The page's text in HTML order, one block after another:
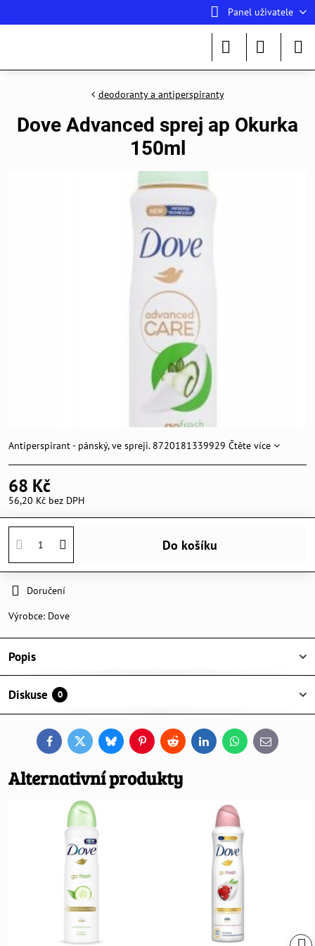
Panel uživatele
deodoranty a antiperspiranty
Dove Advanced sprej ap Okurka
150ml
Antiperspirant - pánský, ve spreji. 8720181339929 Čtěte více
68 Kč
56,20 Kč bez DPH
Do košíku
Doručení
Výrobce: Dove
Popis
Diskuse 0
FacebookTwitterBlueskyPinterestReddit LinkedInWhatsApp
E-
mail
Alternativní produkty